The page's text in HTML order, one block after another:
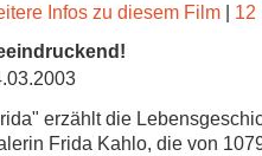
Infos zu diesem Film | 12
erzählt die
Frida Kahlo, die von